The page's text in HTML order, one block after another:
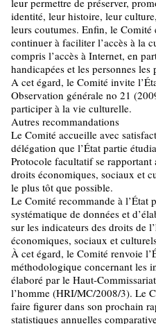
identité, leur histoire, leur
leurs coutumes. Enfin, le Comité
continuer à faciliter l’accès à la
compris l’accès à Internet, en
handicapées et les personnes
A cet égard, le Comité invite
Observation générale no 21
participer à la vie culturelle.
Autres recommandations
Le Comité accueille avec
délégation que l’État partie
Protocole facultatif se
droits économiques, sociaux et
le plus tôt que possible.
Le Comité recommande à l’État
systématique de données et
sur les indicateurs des droits de
économiques, sociaux et
À cet égard, le Comité renvoie
méthodologique concernant les
élaboré par le Haut-
l’homme (HRI/MC/2008/3). Le
faire figurer dans son prochain
statistiques annuelles